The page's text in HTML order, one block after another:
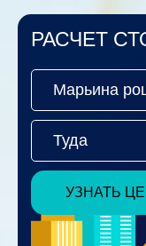
РАСЧЕТ
УЗНАТЬ